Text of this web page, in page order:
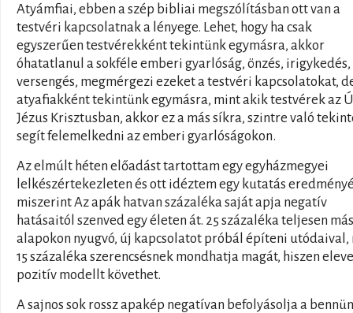
Atyámfiai, ebben a szép bibliai megszólításban ott van a
testvéri kapcsolatnak a lényege. Lehet, hogy ha csak
egyszerűen testvérekként tekintünk egymásra, akkor
óhatatlanul a sokféle emberi gyarlóság, önzés, irigykedés,
versengés, megmérgezi ezeket a testvéri kapcsolatokat,
atyafiakként tekintünk egymásra, mint akik testvérek az
Jézus Krisztusban, akkor ez a más síkra, szintre való
segít felemelkedni az emberi gyarlóságokon.
Az elmúlt héten előadást tartottam egy egyházmegyei
lelkészértekezleten és ott idéztem egy kutatás
miszerint Az apák hatvan százaléka saját apja negatív
hatásaitól szenved egy életen át. 25 százaléka teljesen más
alapokon nyugvó, új kapcsolatot próbál építeni utódaival,
15 százaléka szerencsésnek mondhatja magát, hiszen eleve
pozitív modellt követhet.
A sajnos sok rossz apakép negatívan befolyásolja a